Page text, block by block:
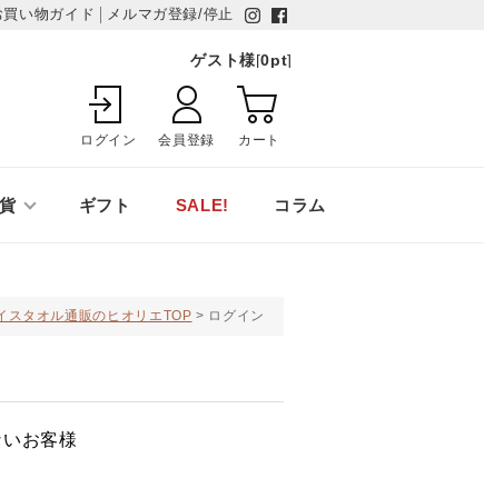
買い物ガイド メルマガ登録/停止
ゲスト様[0pt]
ログイン 会員登録 カート
ギフト SALE! コラム
スタオル通販のヒオリエTOP ログイン
お客様